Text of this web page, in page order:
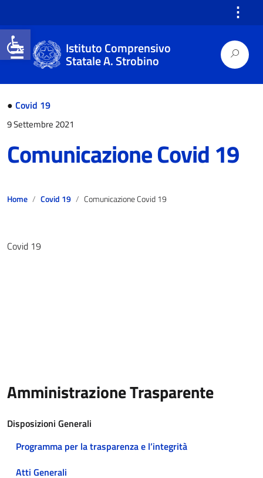
Open toolbar
⋮
Istituto Comprensivo
Statale A. Strobino
● Covid 19
9 Settembre 2021
Comunicazione Covid 19
Home Covid 19 Comunicazione Covid 19
Covid 19
Amministrazione Trasparente
Disposizioni Generali
Programma per la trasparenza e l’integrità
Atti Generali